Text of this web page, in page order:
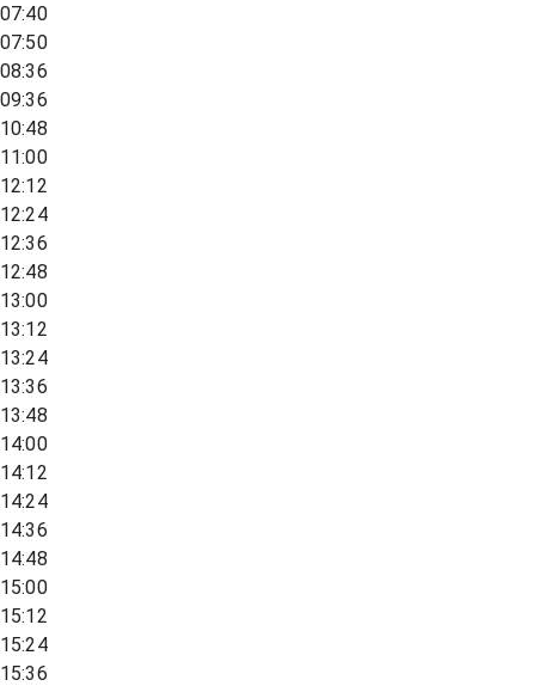
07:40
07:50
08:36
09:36
10:48
11:00
12:12
12:24
12:36
12:48
13:00
13:12
13:24
13:36
13:48
14:00
14:12
14:24
14:36
14:48
15:00
15:12
15:24
15:36